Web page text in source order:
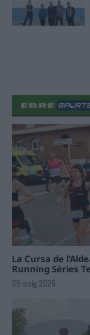
La Cursa de
Running Sèries
09 maig 2026